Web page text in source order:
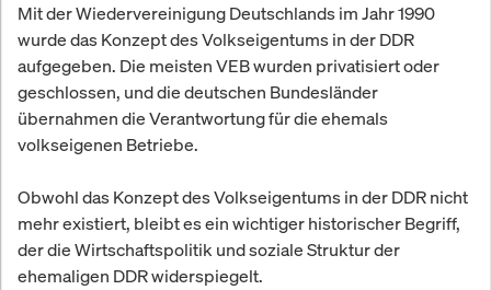
Mit der Wiedervereinigung Deutschlands im Jahr 1990
wurde das Konzept des Volkseigentums in der DDR
aufgegeben. Die meisten VEB wurden privatisiert oder
geschlossen, und die deutschen Bundesländer
übernahmen die Verantwortung für die ehemals
volkseigenen Betriebe.
Obwohl das Konzept des Volkseigentums in der DDR nicht
mehr existiert, bleibt es ein wichtiger historischer Begriff,
der die Wirtschaftspolitik und soziale Struktur der
ehemaligen DDR widerspiegelt.